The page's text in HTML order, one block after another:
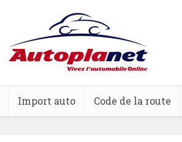
Import auto Code de la route